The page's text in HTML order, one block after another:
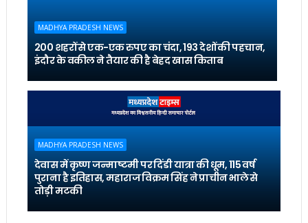
MADHYA PRADESH NEWS
200 शहरों से एक-एक रुपए का चंदा, 193 देशों की पहचान,
इंदौर के वकील ने तैयार की है बेहद खास किताब
MADHYA PRADESH NEWS
देवास में कृष्ण जन्माष्टमी पर दिंडी यात्रा की धूम, 115 वर्ष
पुराना है इतिहास, महाराज विक्रम सिंह ने प्राचीन भाले से
तोड़ी मटकी